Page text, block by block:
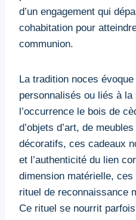
d’un engagement qui
cohabitation pour
communion.
La tradition noces
personnalisés ou liés à
l’occurrence le bois de
d’objets d’art, de
décoratifs, ces cadeaux
et l’authenticité du lien
dimension matérielle,
rituel de reconnaissance
Ce rituel se nourrit